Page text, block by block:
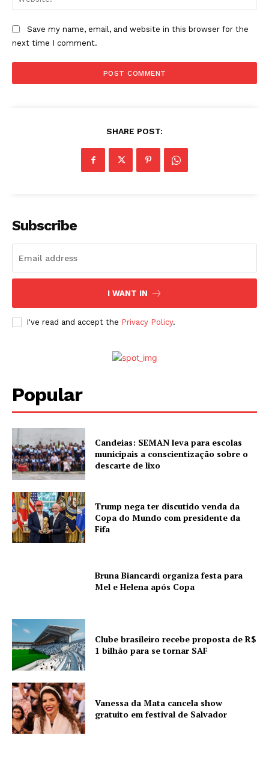
Save my name, email, and website in this browser for the
next time I comment.
SHARE POST:
Subscribe
I WANT IN
I've read and accept the Privacy Policy.
Popular
Candeias: SEMAN leva para escolas
municipais a conscientização sobre o
descarte de lixo
Trump nega ter discutido venda da
Copa do Mundo com presidente da
Fifa
Bruna Biancardi organiza festa para
Mel e Helena após Copa
Clube brasileiro recebe proposta de R$
1 bilhão para se tornar SAF
Vanessa da Mata cancela show
gratuito em festival de Salvador